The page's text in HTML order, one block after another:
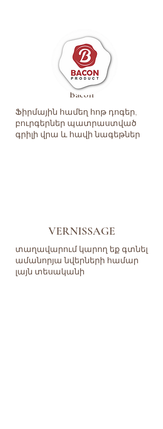
Bacon
Ֆիրմային համեղ հոթ դոգեր,
բուրգերներ պատրաստված
գրիլի վրա և հավի նագեթներ
VERNISSAGE
տաղավարում կարող եք գտնել
ամանորյա նվերների համար
լայն տեսականի